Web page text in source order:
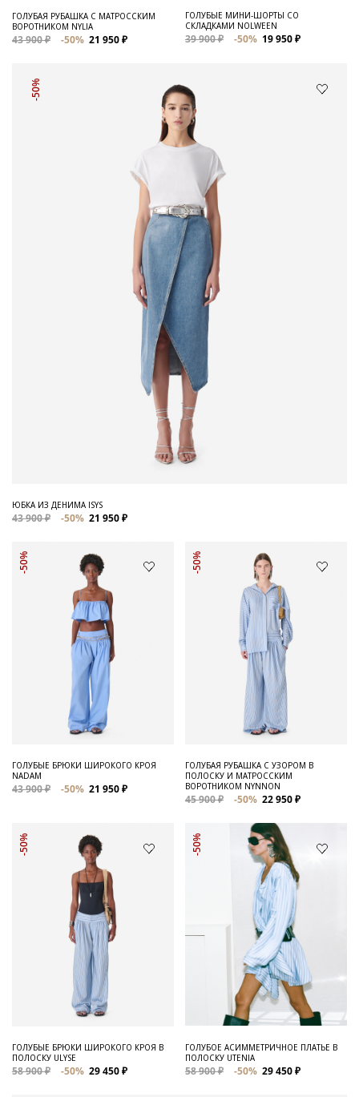
ГОЛУБАЯ РУБАШКА С МАТРОССКИМ
ВОРОТНИКОМ NYLIA
43 900 ₽ -50% 21 950 ₽
ГОЛУБЫЕ МИНИ-ШОРТЫ СО
СКЛАДКАМИ NOLWEEN
39 900 ₽ -50% 19 950 ₽
-50%
ЮБКА ИЗ ДЕНИМА ISYS
43 900 ₽ -50% 21 950 ₽
-50%
ГОЛУБЫЕ БРЮКИ ШИРОКОГО КРОЯ
NADAM
43 900 ₽ -50% 21 950 ₽
-50%
ГОЛУБАЯ РУБАШКА С УЗОРОМ В
ПОЛОСКУ И МАТРОССКИМ
ВОРОТНИКОМ NYNNON
45 900 ₽ -50% 22 950 ₽
-50%
ГОЛУБЫЕ БРЮКИ ШИРОКОГО КРОЯ В
ПОЛОСКУ ULYSE
58 900 ₽ -50% 29 450 ₽
-50%
ГОЛУБОЕ АСИММЕТРИЧНОЕ ПЛАТЬЕ В
ПОЛОСКУ UTENIA
58 900 ₽ -50% 29 450 ₽